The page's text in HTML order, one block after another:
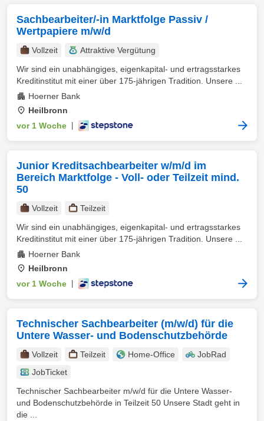
Sachbearbeiter/-in Marktfolge Passiv /
Wertpapiere m/w/d
Vollzeit
Attraktive Vergütung
Wir sind ein unabhängiges, eigenkapital- und ertragsstarkes
Kreditinstitut mit einer über 175-jährigen Tradition. Unsere ...
Hoerner Bank
Heilbronn
vor 1 Woche
Junior Kreditsachbearbeiter w/m/d im
Bereich Marktfolge - Voll- oder Teilzeit mind.
50
Vollzeit
Teilzeit
Wir sind ein unabhängiges, eigenkapital- und ertragsstarkes
Kreditinstitut mit einer über 175-jährigen Tradition. Unsere ...
Hoerner Bank
Heilbronn
vor 1 Woche
Technischer Sachbearbeiter (m/w/d) für die
Untere Wasser- und Bodenschutzbehörde
Vollzeit Teilzeit Home-Office
JobRad
JobTicket
Technischer Sachbearbeiter m/w/d für die Untere Wasser-
und Bodenschutzbehörde in Teilzeit 50 Unsere Stadt geht in
die ...